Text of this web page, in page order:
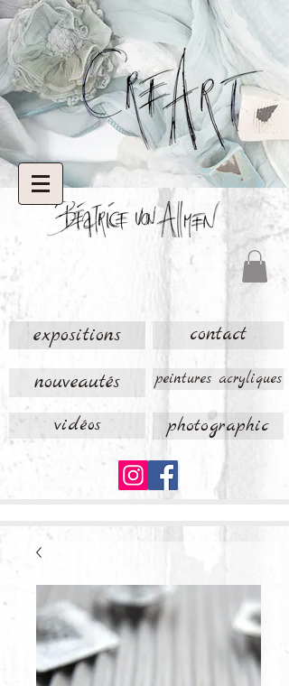
expositions contact
nouveautés peintures acryliques
vidéos photographic